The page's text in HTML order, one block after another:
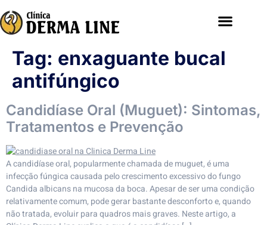
Tag: enxaguante bucal
antifúngico
Candidíase Oral (Muguet): Sintomas,
Tratamentos e Prevenção
A candidíase oral, popularmente chamada de muguet, é uma
infecção fúngica causada pelo crescimento excessivo do fungo
Candida albicans na mucosa da boca. Apesar de ser uma condição
relativamente comum, pode gerar bastante desconforto e, quando
não tratada, evoluir para quadros mais graves. Neste artigo, a